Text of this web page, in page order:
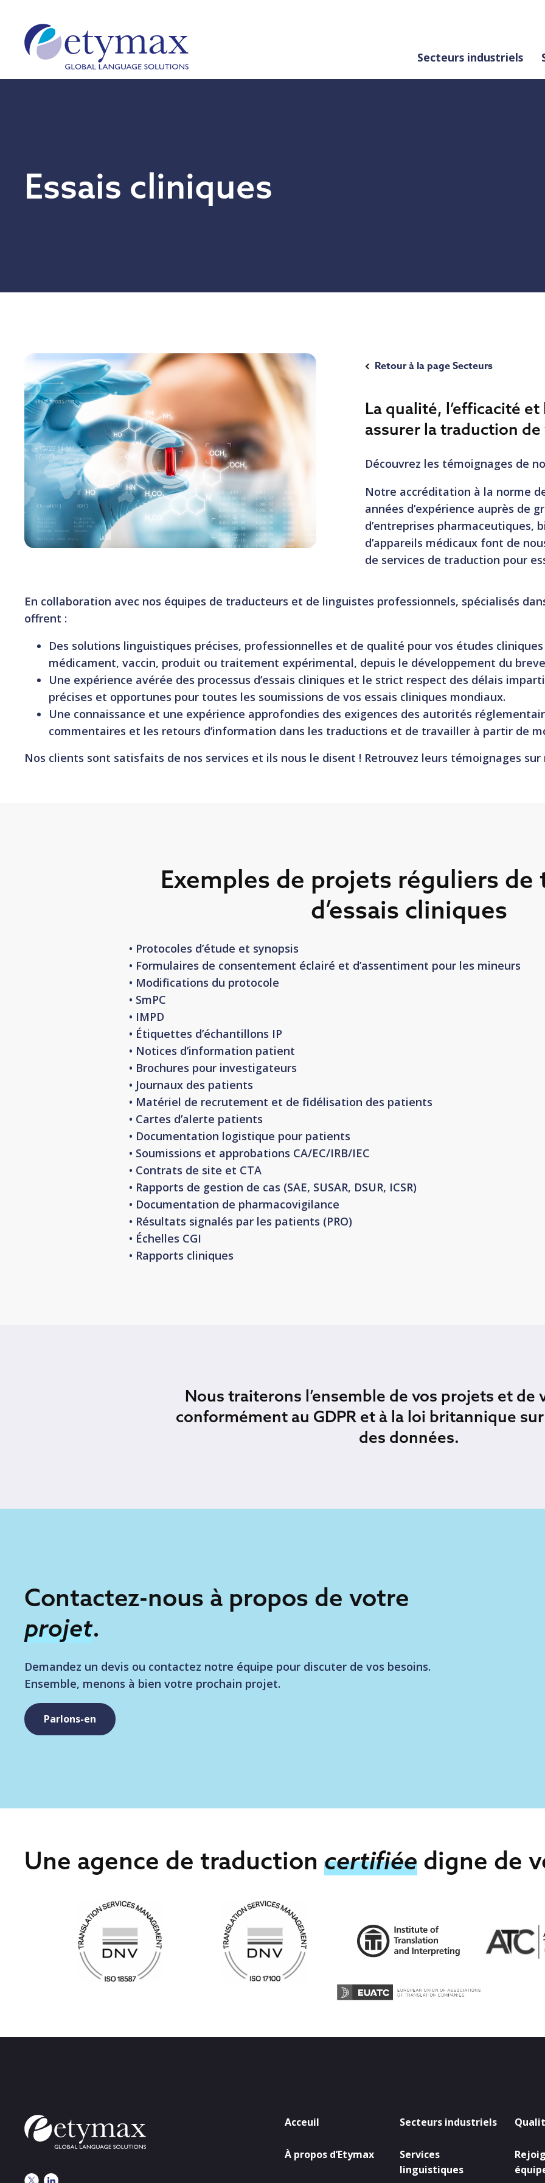
Secteurs industriels
Essais cliniques
Retour à la page Secteurs
La qualité, l’efficacité
assurer la traduction
Découvrez les témoignages de
Notre accréditation à la norme
années d’expérience auprès de
d’entreprises pharmaceutiques,
d’appareils médicaux font de
de services de traduction pour
En collaboration avec nos équipes de traducteurs et de linguistes professionnels, spécialisés
offrent :
Des solutions linguistiques précises, professionnelles et de qualité pour vos études
médicament, vaccin, produit ou traitement expérimental, depuis le développement du
Une expérience avérée des processus d’essais cliniques et le strict respect des délais
précises et opportunes pour toutes les soumissions de vos essais cliniques mondiaux.
Une connaissance et une expérience approfondies des exigences des autorités
commentaires et les retours d’information dans les traductions et de travailler à partir de
Nos clients sont satisfaits de nos services et ils nous le disent ! Retrouvez leurs témoignages sur
Exemples de projets réguliers de
d’essais cliniques
• Protocoles d’étude et synopsis
• Formulaires de consentement éclairé et d’assentiment pour les mineurs
• Modifications du protocole
• SmPC
• IMPD
• Étiquettes d’échantillons IP
• Notices d’information patient
• Brochures pour investigateurs
• Journaux des patients
• Matériel de recrutement et de fidélisation des patients
• Cartes d’alerte patients
• Documentation logistique pour patients
• Soumissions et approbations CA/EC/IRB/IEC
• Contrats de site et CTA
• Rapports de gestion de cas (SAE, SUSAR, DSUR, ICSR)
• Documentation de pharmacovigilance
• Résultats signalés par les patients (PRO)
• Échelles CGI
• Rapports cliniques
Nous traiterons l’ensemble de vos projets et de
conformément au GDPR et à la loi britannique
des données.
Contactez-nous à propos de votre
projet.
Demandez un devis ou contactez notre équipe pour discuter de vos besoins.
Ensemble, menons à bien votre prochain projet.
Parlons-en
Une agence de traduction certifiée digne de
Acceuil
À propos d’Etymax
Secteurs industriels
Services
linguistiques